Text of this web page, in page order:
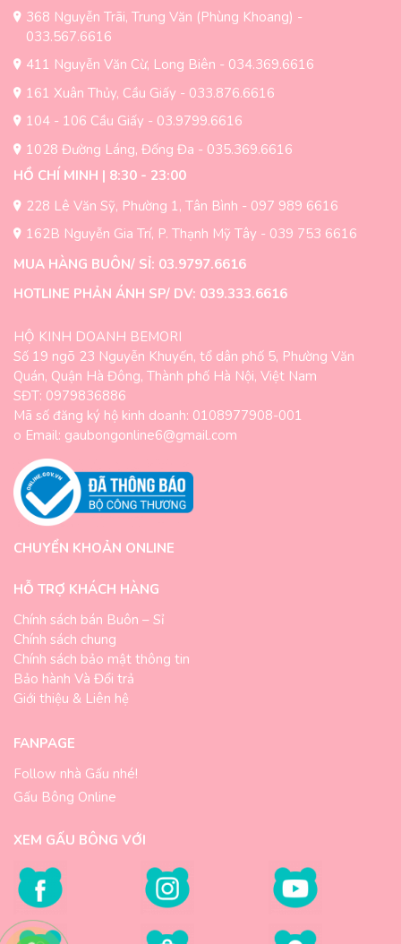
368 Nguyễn Trãi, Trung Văn (Phùng Khoang) -
033.567.6616
411 Nguyễn Văn Cừ, Long Biên - 034.369.6616
161 Xuân Thủy, Cầu Giấy - 033.876.6616
104 - 106 Cầu Giấy - 03.9799.6616
1028 Đường Láng, Đống Đa - 035.369.6616
HỒ CHÍ MINH | 8:30 - 23:00
228 Lê Văn Sỹ, Phường 1, Tân Bình - 097 989 6616
162B Nguyễn Gia Trí, P. Thạnh Mỹ Tây - 039 753 6616
MUA HÀNG BUÔN/ SỈ: 03.9797.6616
HOTLINE PHẢN ÁNH SP/ DV: 039.333.6616
HỘ KINH DOANH BEMORI
Số 19 ngõ 23 Nguyễn Khuyến, tổ dân phố 5, Phường Văn
Quán, Quận Hà Đông, Thành phố Hà Nội, Việt Nam
SĐT: 0979836886
Mã số đăng ký hộ kinh doanh: 0108977908-001
o Email: gaubongonline6@gmail.com
CHUYỂN KHOẢN ONLINE
HỖ TRỢ KHÁCH HÀNG
Chính sách bán Buôn – Sỉ
Chính sách chung
Chính sách bảo mật thông tin
Bảo hành Và Đổi trả
Giới thiệu & Liên hệ
FANPAGE
Follow nhà Gấu nhé!
Gấu Bông Online
XEM GẤU BÔNG VỚI